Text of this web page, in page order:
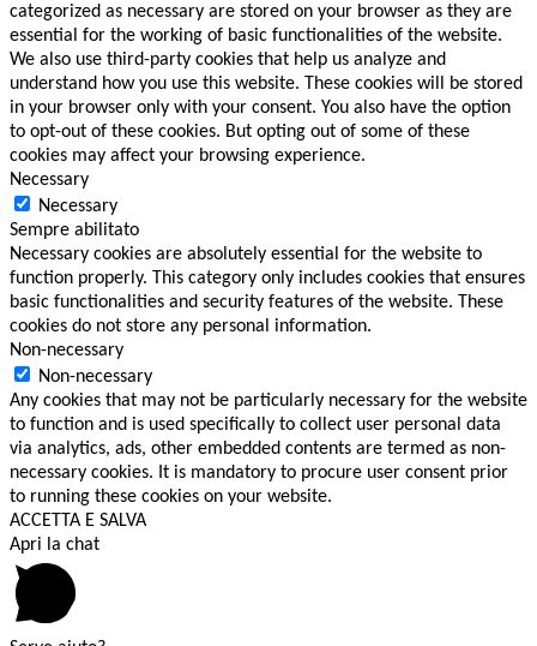
categorized as necessary are stored on your browser as they are
essential for the working of basic functionalities of the website.
We also use third-party cookies that help us analyze and
understand how you use this website. These cookies will be stored
in your browser only with your consent. You also have the option
to opt-out of these cookies. But opting out of some of these
cookies may affect your browsing experience.
Necessary
Necessary
Sempre abilitato
Necessary cookies are absolutely essential for the website to
function properly. This category only includes cookies that ensures
basic functionalities and security features of the website. These
cookies do not store any personal information.
Non-necessary
Non-necessary
Any cookies that may not be particularly necessary for the website
to function and is used specifically to collect user personal data
via analytics, ads, other embedded contents are termed as non-
necessary cookies. It is mandatory to procure user consent prior
to running these cookies on your website.
ACCETTA E SALVA
Apri la chat